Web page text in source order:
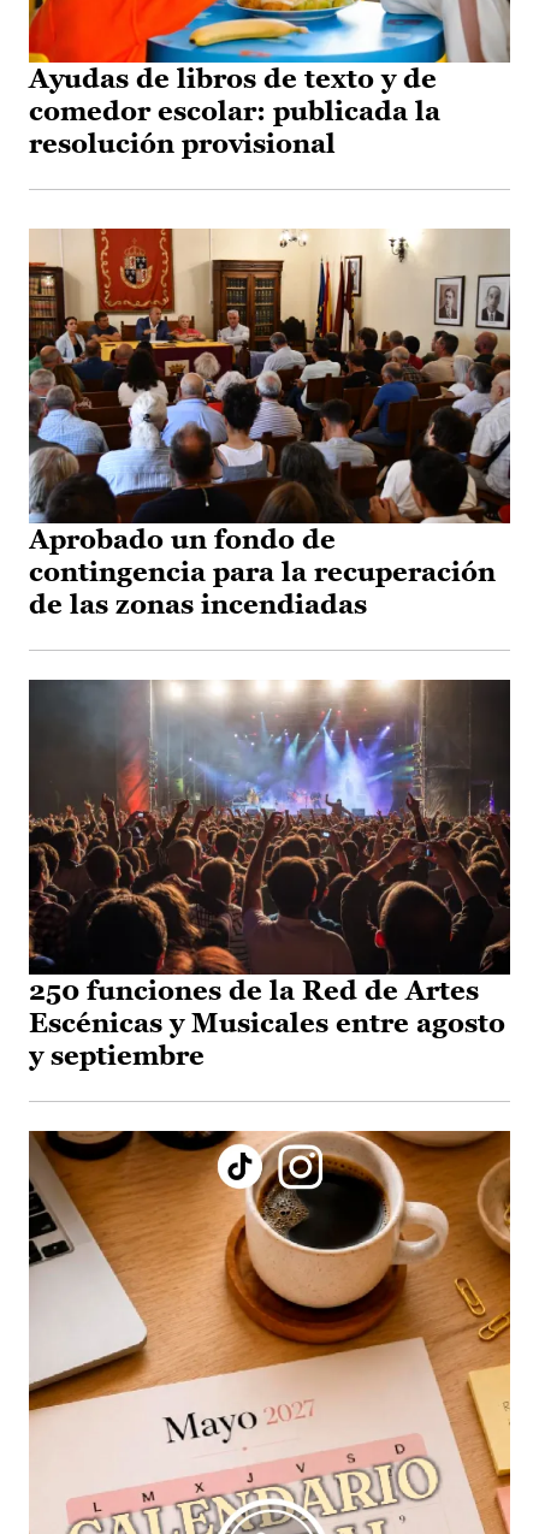
Ayudas de libros de texto y de
comedor escolar: publicada la
resolución provisional
Aprobado un fondo de
contingencia para la recuperación
de las zonas incendiadas
250 funciones de la Red de Artes
Escénicas y Musicales entre agosto
y septiembre